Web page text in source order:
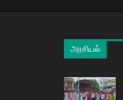
அரசியல்